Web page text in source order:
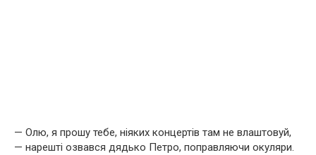
— Олю, я прошу тебе, ніяких концертів там не влаштовуй,
— нарешті озвався дядько Петро, поправляючи окуляри.